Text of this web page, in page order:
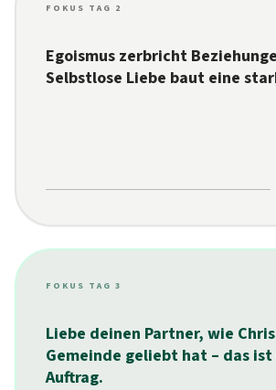
FOKUS TAG 2
Egoismus zerbricht
Selbstlose Liebe baut eine
FOKUS TAG 3
Liebe deinen Partner, wie
Gemeinde geliebt hat – das ist
Auftrag.